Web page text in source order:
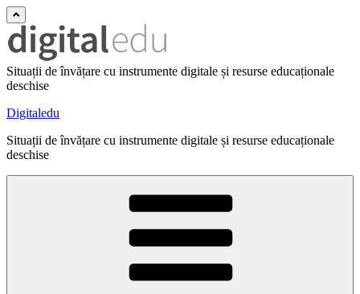
Situații de învățare cu instrumente digitale și resurse educaționale
deschise
Digitaledu
Situații de învățare cu instrumente digitale și resurse educaționale
deschise